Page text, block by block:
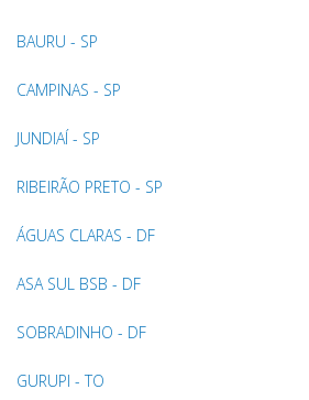
BAURU - SP
CAMPINAS - SP
JUNDIAÍ - SP
RIBEIRÃO PRETO - SP
ÁGUAS CLARAS - DF
ASA SUL BSB - DF
SOBRADINHO - DF
GURUPI - TO